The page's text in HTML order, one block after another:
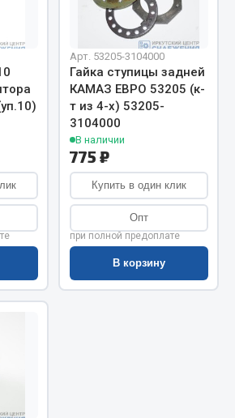
клавишные
Арт. 53205-3104000
Гайка ступицы задней
КАМАЗ ЕВРО 53205 (к-
т из 4-х) 53205-
3104000
В наличии
775 ₽
Купить в один клик
Опт
при полной предоплате
В корзину